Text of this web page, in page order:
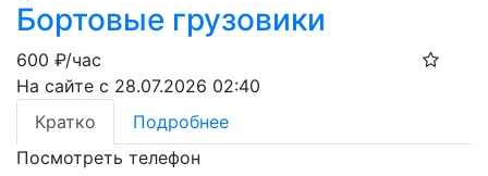
Бортовые грузовики
600 ₽/час
На сайте с 28.07.2026 02:40
Кратко
Подробнее
Посмотреть телефон